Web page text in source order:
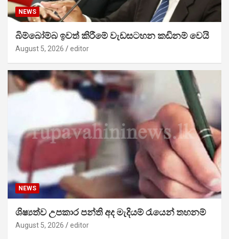
NEWS
බිම්බෝම්බ ඉවත් කිරීමේ වැඩසටහන කඩිනම් වෙයි
August 5, 2026 editor
NEWS
ශිෂ්‍යත්ව උපකාර පන්ති අද මැදියම් රැයෙන් තහනම්
August 5, 2026 editor